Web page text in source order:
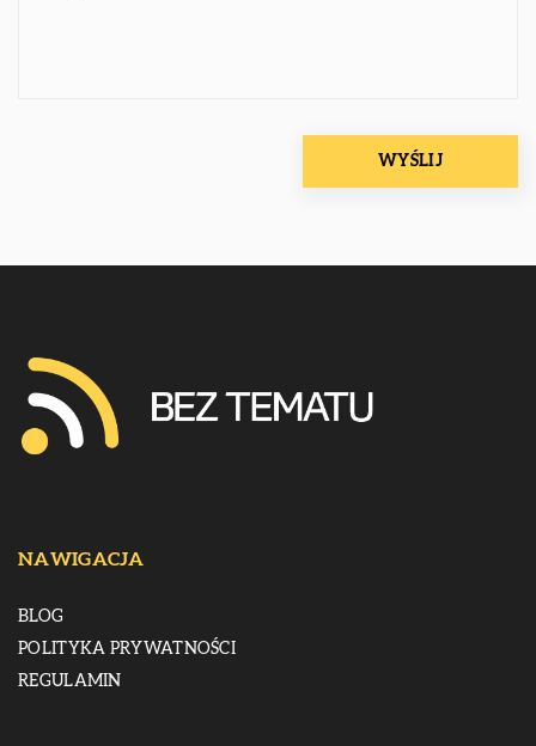
NAWIGACJA
BLOG
POLITYKA PRYWATNOŚCI
REGULAMIN